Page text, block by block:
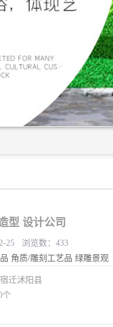
型 设计公司
25 浏览数：433
角质/雕刻工艺品 绿雕景观
迁沭阳县
个